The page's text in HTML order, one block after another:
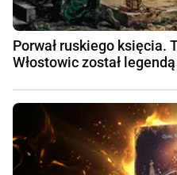
Porwał ruskiego księcia.
Włostowic został legendą